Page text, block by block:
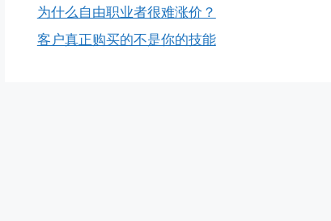
为什么自由职业者很难涨价？
客户真正购买的不是你的技能